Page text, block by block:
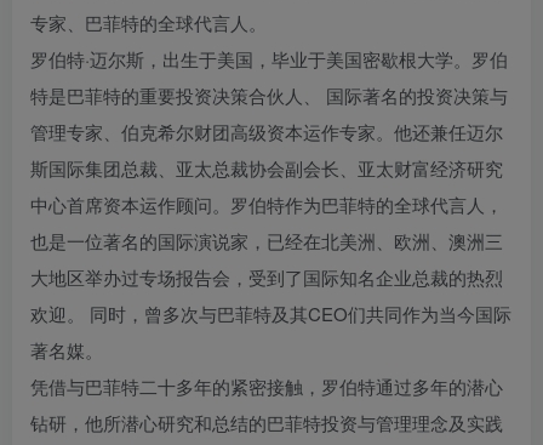
专家、巴菲特的全球代言人。
罗伯特·迈尔斯，出生于美国，毕业于美国密歇根大学。罗伯
特是巴菲特的重要投资决策合伙人、 国际著名的投资决策与
管理专家、伯克希尔财团高级资本运作专家。他还兼任迈尔
斯国际集团总裁、亚太总裁协会副会长、亚太财富经济研究
中心首席资本运作顾问。罗伯特作为巴菲特的全球代言人，
也是一位著名的国际演说家，已经在北美洲、欧洲、澳洲三
大地区举办过专场报告会，受到了国际知名企业总裁的热烈
欢迎。 同时，曾多次与巴菲特及其CEO们共同作为当今国际
著名媒。
凭借与巴菲特二十多年的紧密接触，罗伯特通过多年的潜心
钻研，他所潜心研究和总结的巴菲特投资与管理理念及实践